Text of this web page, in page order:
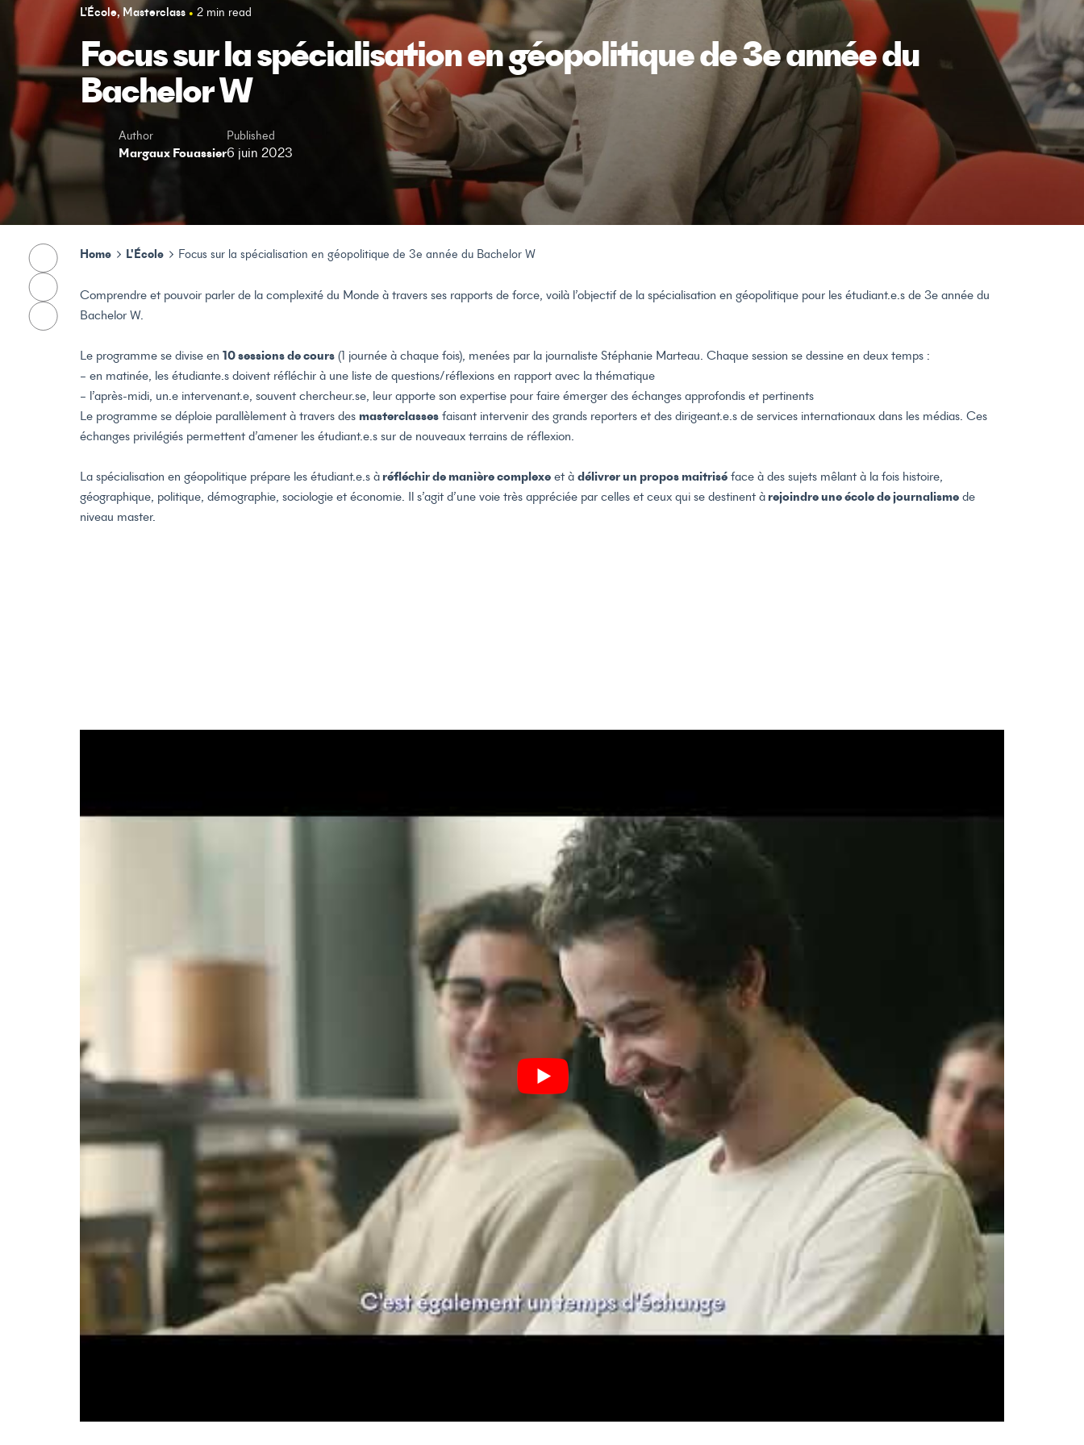
L'École Masterclass 2 min read
Focus sur la spécialisation en géopolitique de 3e année du
Bachelor W
Author
Margaux Fouassier
Published
6 juin 2023
Home L'École Focus sur la spécialisation en géopolitique de 3e année du Bachelor W
Comprendre et pouvoir parler de la complexité du Monde à travers ses rapports de force, voilà l’objectif de la spécialisation en géopolitique pour les étudiant.e.s de 3e année du
Bachelor W.
Le programme se divise en10 sessions de cours (1 journée à chaque fois), menées par la journaliste Stéphanie Marteau. Chaque session se dessine en deux temps :
– en matinée, les étudiante.s doivent réfléchir à une liste de questions/réflexions en rapport avec la thématique
– l’après-midi, un.e intervenant.e, souvent chercheur.se, leur apporte son expertise pour faire émerger des échanges approfondis et pertinents
Le programme se déploie parallèlement à travers des masterclasses faisant intervenir des grands reporters et des dirigeant.e.s de services internationaux dans les médias. Ces
échanges privilégiés permettent d’amener les étudiant.e.s sur de nouveaux terrains de réflexion.
La spécialisation en géopolitique prépare les étudiant.e.s à réfléchir de manière complexe et àdélivrer un propos maitrisé face à des sujets mêlant à la fois histoire,
géographique, politique, démographie, sociologie et économie. Il s’agit d’une voie très appréciée par celles et ceux qui se destinent à rejoindre une école de journalisme de
niveau master.